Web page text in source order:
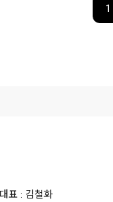
1
대표 : 김철화